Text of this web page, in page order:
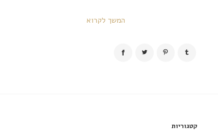
המשך לקרוא
קטגוריות